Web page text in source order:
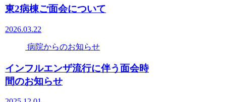
東2病棟ご面会について
2026.03.22
病院からのお知らせ
インフルエンザ流行に伴う面会時
間のお知らせ